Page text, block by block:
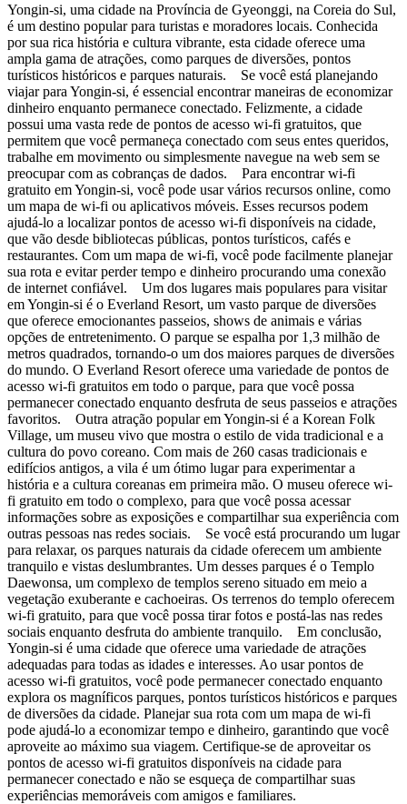
Yongin-si, uma cidade na Província de Gyeonggi, na Coreia do Sul,
é um destino popular para turistas e moradores locais. Conhecida
por sua rica história e cultura vibrante, esta cidade oferece uma
ampla gama de atrações, como parques de diversões, pontos
turísticos históricos e parques naturais. Se você está planejando
viajar para Yongin-si, é essencial encontrar maneiras de economizar
dinheiro enquanto permanece conectado. Felizmente, a cidade
possui uma vasta rede de pontos de acesso wi-fi gratuitos, que
permitem que você permaneça conectado com seus entes queridos,
trabalhe em movimento ou simplesmente navegue na web sem se
preocupar com as cobranças de dados. Para encontrar wi-fi
gratuito em Yongin-si, você pode usar vários recursos online, como
um mapa de wi-fi ou aplicativos móveis. Esses recursos podem
ajudá-lo a localizar pontos de acesso wi-fi disponíveis na cidade,
que vão desde bibliotecas públicas, pontos turísticos, cafés e
restaurantes. Com um mapa de wi-fi, você pode facilmente planejar
sua rota e evitar perder tempo e dinheiro procurando uma conexão
de internet confiável. Um dos lugares mais populares para visitar
em Yongin-si é o Everland Resort, um vasto parque de diversões
que oferece emocionantes passeios, shows de animais e várias
opções de entretenimento. O parque se espalha por 1,3 milhão de
metros quadrados, tornando-o um dos maiores parques de diversões
do mundo. O Everland Resort oferece uma variedade de pontos de
acesso wi-fi gratuitos em todo o parque, para que você possa
permanecer conectado enquanto desfruta de seus passeios e atrações
favoritos. Outra atração popular em Yongin-si é a Korean Folk
Village, um museu vivo que mostra o estilo de vida tradicional e a
cultura do povo coreano. Com mais de 260 casas tradicionais e
edifícios antigos, a vila é um ótimo lugar para experimentar a
história e a cultura coreanas em primeira mão. O museu oferece wi-
fi gratuito em todo o complexo, para que você possa acessar
informações sobre as exposições e compartilhar sua experiência com
outras pessoas nas redes sociais. Se você está procurando um lugar
para relaxar, os parques naturais da cidade oferecem um ambiente
tranquilo e vistas deslumbrantes. Um desses parques é o Templo
Daewonsa, um complexo de templos sereno situado em meio a
vegetação exuberante e cachoeiras. Os terrenos do templo oferecem
wi-fi gratuito, para que você possa tirar fotos e postá-las nas redes
sociais enquanto desfruta do ambiente tranquilo. Em conclusão,
Yongin-si é uma cidade que oferece uma variedade de atrações
adequadas para todas as idades e interesses. Ao usar pontos de
acesso wi-fi gratuitos, você pode permanecer conectado enquanto
explora os magníficos parques, pontos turísticos históricos e parques
de diversões da cidade. Planejar sua rota com um mapa de wi-fi
pode ajudá-lo a economizar tempo e dinheiro, garantindo que você
aproveite ao máximo sua viagem. Certifique-se de aproveitar os
pontos de acesso wi-fi gratuitos disponíveis na cidade para
permanecer conectado e não se esqueça de compartilhar suas
experiências memoráveis com amigos e familiares.